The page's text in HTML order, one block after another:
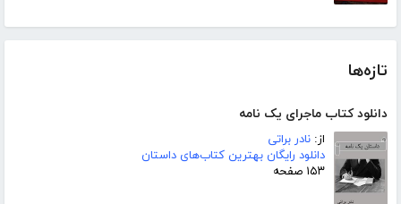
تازه‌ها
دانلود کتاب ماجرای یک نامه
از: نادر براتی
دانلود رایگان بهترین کتاب‌های داستان
۱۵۳ صفحه